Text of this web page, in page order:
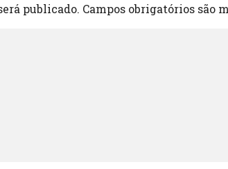
publicado. Campos obrigatórios são